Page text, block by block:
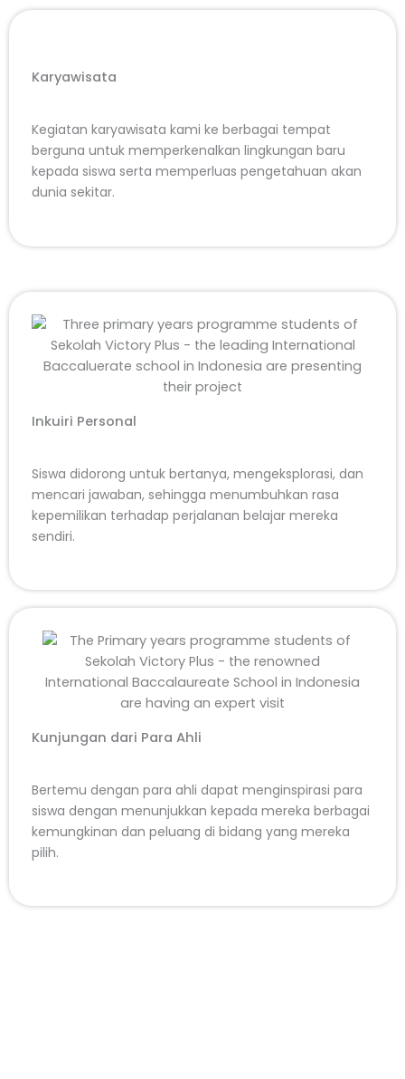
Karyawisata
Kegiatan karyawisata kami ke berbagai tempat
berguna untuk memperkenalkan lingkungan baru
kepada siswa serta memperluas pengetahuan akan
dunia sekitar.
Inkuiri Personal
Siswa didorong untuk bertanya, mengeksplorasi, dan
mencari jawaban, sehingga menumbuhkan rasa
kepemilikan terhadap perjalanan belajar mereka
sendiri.
Kunjungan dari Para Ahli
Bertemu dengan para ahli dapat menginspirasi para
siswa dengan menunjukkan kepada mereka berbagai
kemungkinan dan peluang di bidang yang mereka
pilih.